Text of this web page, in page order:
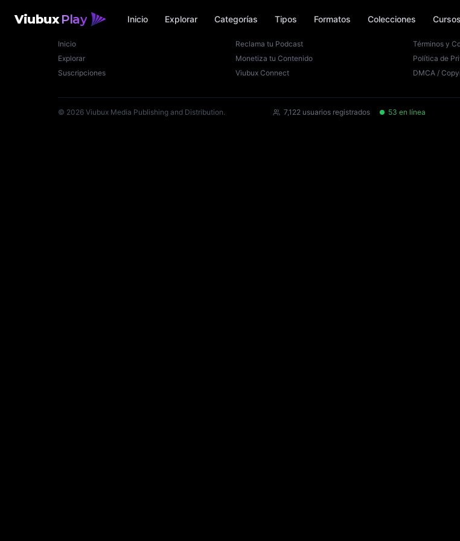
Viubux Play Inicio Explorar Categorías Tipos Formatos Colecciones Cursos
Viubux Play
Inicio
Explorar
Suscripciones
Creadores
Reclama tu Podcast
Monetiza tu Contenido
Viubux Connect
Legal
Términos y
Política de
DMCA /
© 2026 Viubux Media Publishing and Distribution. 7,122 usuarios registrados 53 en línea